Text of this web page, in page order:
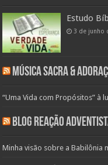
Estudo
3 de junho
Música Sacra &
“Uma Vida com Propósitos” à
Blog Reação
Minha visão sobre a Babilônia